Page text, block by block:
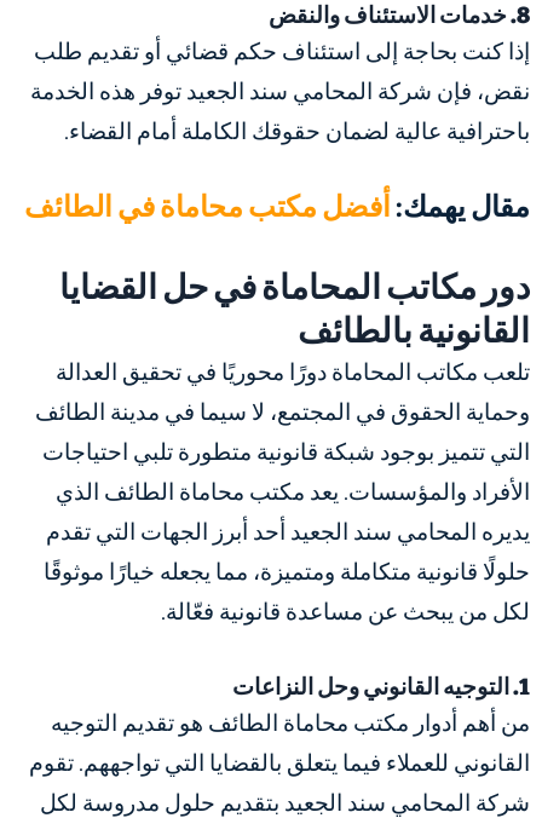
8. خدمات الاستئناف والنقض
إذا كنت بحاجة إلى استئناف حكم قضائي أو تقديم طلب
نقض، فإن شركة المحامي سند الجعيد توفر هذه الخدمة
باحترافية عالية لضمان حقوقك الكاملة أمام القضاء.
مقال يهمك: أفضل مكتب محاماة في الطائف
دور مكاتب المحاماة في حل القضايا
القانونية بالطائف
تلعب مكاتب المحاماة دورًا محوريًا في تحقيق العدالة
وحماية الحقوق في المجتمع، لا سيما في مدينة الطائف
التي تتميز بوجود شبكة قانونية متطورة تلبي احتياجات
الأفراد والمؤسسات. يعد مكتب محاماة الطائف الذي
يديره المحامي سند الجعيد أحد أبرز الجهات التي تقدم
حلولًا قانونية متكاملة ومتميزة، مما يجعله خيارًا موثوقًا
لكل من يبحث عن مساعدة قانونية فعّالة.
1. التوجيه القانوني وحل النزاعات
من أهم أدوار مكتب محاماة الطائف هو تقديم التوجيه
القانوني للعملاء فيما يتعلق بالقضايا التي تواجههم. تقوم
شركة المحامي سند الجعيد بتقديم حلول مدروسة لكل